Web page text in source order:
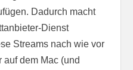
Dadurch macht
Dienst
Streams nach wie vor
dem Mac (und